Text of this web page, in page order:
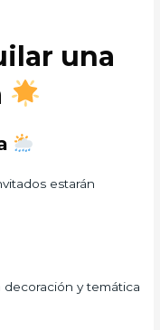
una
estarán
decoración y temática